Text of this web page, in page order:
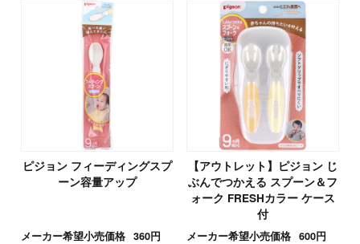
ピジョン フィーディングスプ
ーン容量アップ
メーカー希望小売価格 360円
【アウトレット】ピジョン じ
ぶんでつかえる スプーン＆フ
ォーク FRESHカラー ケース
付
メーカー希望小売価格 600円